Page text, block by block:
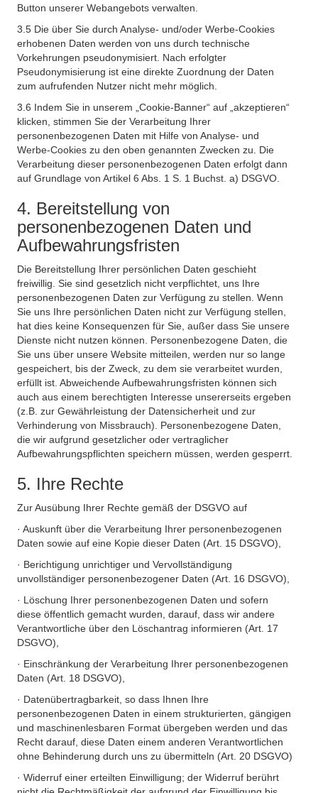
Button unserer Webangebots verwalten.
3.5 Die über Sie durch Analyse- und/oder Werbe-Cookies
erhobenen Daten werden von uns durch technische
Vorkehrungen pseudonymisiert. Nach erfolgter
Pseudonymisierung ist eine direkte Zuordnung der Daten
zum aufrufenden Nutzer nicht mehr möglich.
3.6 Indem Sie in unserem „Cookie-Banner“ auf „akzeptieren“
klicken, stimmen Sie der Verarbeitung Ihrer
personenbezogenen Daten mit Hilfe von Analyse- und
Werbe-Cookies zu den oben genannten Zwecken zu. Die
Verarbeitung dieser personenbezogenen Daten erfolgt dann
auf Grundlage von Artikel 6 Abs. 1 S. 1 Buchst. a) DSGVO.
4. Bereitstellung von
personenbezogenen Daten und
Aufbewahrungsfristen
Die Bereitstellung Ihrer persönlichen Daten geschieht
freiwillig. Sie sind gesetzlich nicht verpflichtet, uns Ihre
personenbezogenen Daten zur Verfügung zu stellen. Wenn
Sie uns Ihre persönlichen Daten nicht zur Verfügung stellen,
hat dies keine Konsequenzen für Sie, außer dass Sie unsere
Dienste nicht nutzen können. Personenbezogene Daten, die
Sie uns über unsere Website mitteilen, werden nur so lange
gespeichert, bis der Zweck, zu dem sie verarbeitet wurden,
erfüllt ist. Abweichende Aufbewahrungsfristen können sich
auch aus einem berechtigten Interesse unsererseits ergeben
(z.B. zur Gewährleistung der Datensicherheit und zur
Verhinderung von Missbrauch). Personenbezogene Daten,
die wir aufgrund gesetzlicher oder vertraglicher
Aufbewahrungspflichten speichern müssen, werden gesperrt.
5. Ihre Rechte
Zur Ausübung Ihrer Rechte gemäß der DSGVO auf
· Auskunft über die Verarbeitung Ihrer personenbezogenen
Daten sowie auf eine Kopie dieser Daten (Art. 15 DSGVO),
· Berichtigung unrichtiger und Vervollständigung
unvollständiger personenbezogener Daten (Art. 16 DSGVO),
· Löschung Ihrer personenbezogenen Daten und sofern
diese öffentlich gemacht wurden, darauf, dass wir andere
Verantwortliche über den Löschantrag informieren (Art. 17
DSGVO),
· Einschränkung der Verarbeitung Ihrer personenbezogenen
Daten (Art. 18 DSGVO),
· Datenübertragbarkeit, so dass Ihnen Ihre
personenbezogenen Daten in einem strukturierten, gängigen
und maschinenlesbaren Format übergeben werden und das
Recht darauf, diese Daten einem anderen Verantwortlichen
ohne Behinderung durch uns zu übermitteln (Art. 20 DSGVO)
· Widerruf einer erteilten Einwilligung; der Widerruf berührt